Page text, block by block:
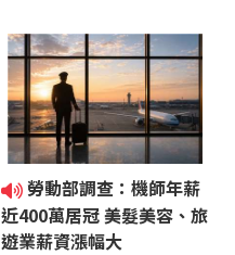
勞動部調查：機師年薪
近400萬居冠 美髮美容、旅
遊業薪資漲幅大